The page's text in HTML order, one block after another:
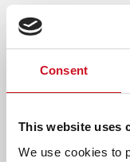
Consent
This website uses
We use cookies to